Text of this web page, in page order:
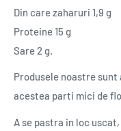
Din care zaharuri 1,9 g
Proteine 15 g
Sare 2 g.
Produsele noastre
acestea parti mici de
A se pastra in loc